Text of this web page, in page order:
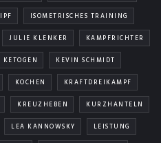
IPF ISOMETRISCHES TRAINING
JULIE KLENKER KAMPFRICHTER
KETOGEN KEVIN SCHMIDT
KOCHEN KRAFTDREIKAMPF
KREUZHEBEN KURZHANTELN
LEA KANNOWSKY LEISTUNG